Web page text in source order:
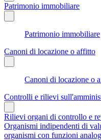
Patrimonio immobiliare
Patrimonio immobiliare
Canoni di locazione o affitto
Canoni di locazione o
Controlli e rilievi
Rilievi organi di controllo e
Organismi indipendenti di
organismi con funzioni